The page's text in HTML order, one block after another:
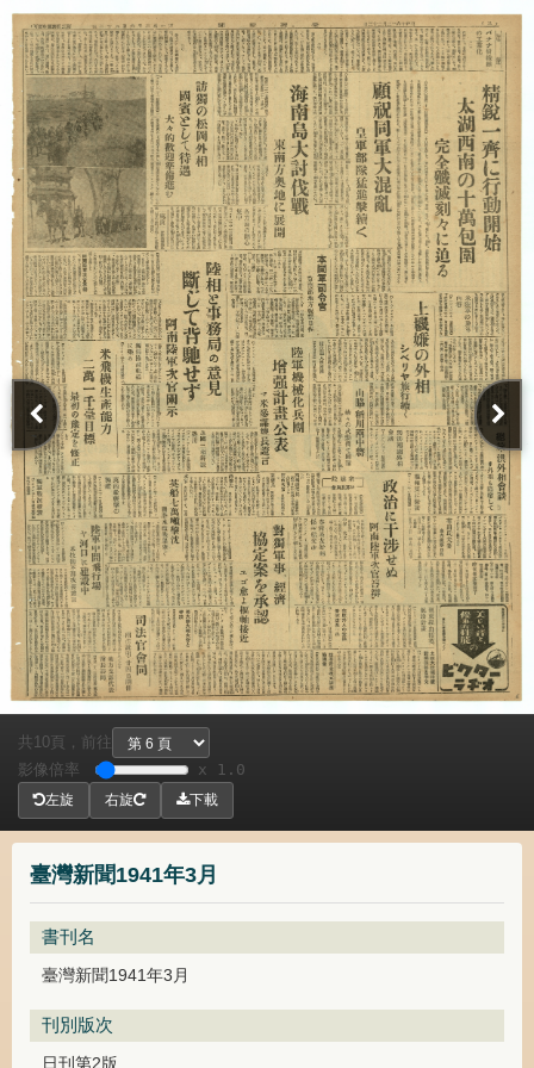
臺灣新聞1941年3月
書刊名
臺灣新聞1941年3月
刊別版次
日刊第2版
共 10頁，
前往
影像倍率
x 1.0
左旋 右旋 下載